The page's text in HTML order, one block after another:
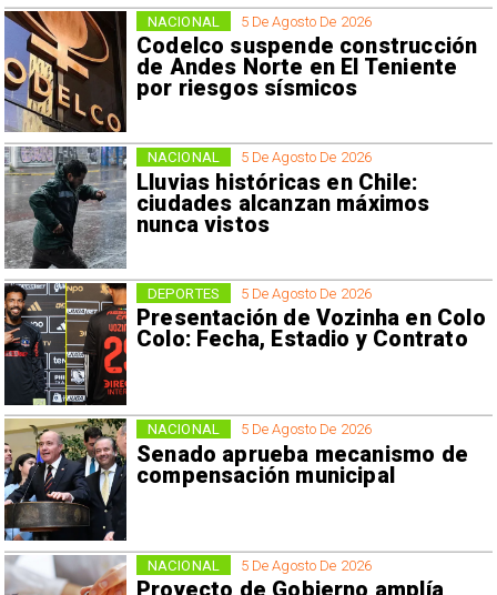
5 De Agosto De 2026
Codelco suspende construcción
de Andes Norte en El Teniente
por riesgos sísmicos
NACIONAL
5 De Agosto De 2026
Lluvias históricas en Chile:
ciudades alcanzan máximos
nunca vistos
NACIONAL
5 De Agosto De 2026
Presentación de Vozinha en Colo
Colo: Fecha, Estadio y Contrato
DEPORTES
5 De Agosto De 2026
Senado aprueba mecanismo de
compensación municipal
NACIONAL
5 De Agosto De 2026
NACIONAL